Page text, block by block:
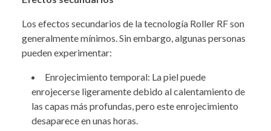
Los efectos secundarios de la tecnología Roller RF son
generalmente mínimos. Sin embargo, algunas personas
pueden experimentar:
Enrojecimiento temporal: La piel puede
enrojecerse ligeramente debido al calentamiento de
las capas más profundas, pero este enrojecimiento
desaparece en unas horas.